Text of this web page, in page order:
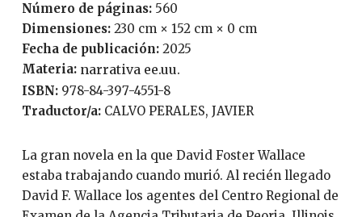
Número de páginas:
560
Dimensiones: 230 cm × 152 cm × 0 cm
Fecha de publicación:
2025
Materia: narrativa ee.uu.
ISBN:
978-84-397-4551-8
Traductor/a:
CALVO PERALES, JAVIER
La gran novela en la que David Foster Wallace
estaba trabajando cuando murió. Al recién llegado
David F. Wallace los agentes del Centro Regional de